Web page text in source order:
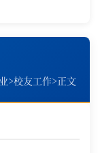
>校友工作>正文